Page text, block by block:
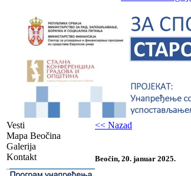
Vesti
Mapa Beočina
Galerija
Kontakt
-
<< Nazad
Beočin, 20. januar 2025.